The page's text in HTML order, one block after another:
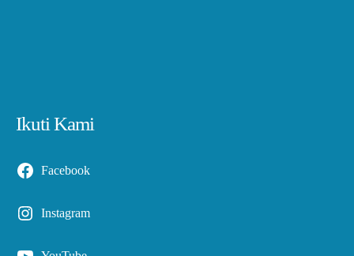
Ikuti Kami
Facebook
Instagram